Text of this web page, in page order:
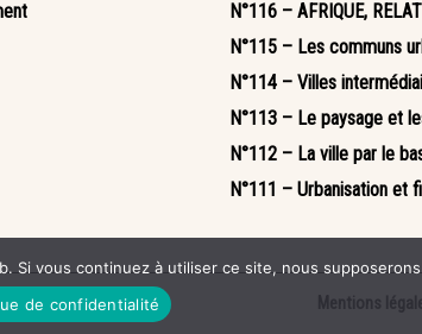
N°116 – AFRIQUE,
N°115 – Les communs
N°114 – Villes
N°113 – Le paysage et
N°112 – La ville par le
N°111 – Urbanisation et
Mentions
Si vous continuez à utiliser ce site, nous
de confidentialité